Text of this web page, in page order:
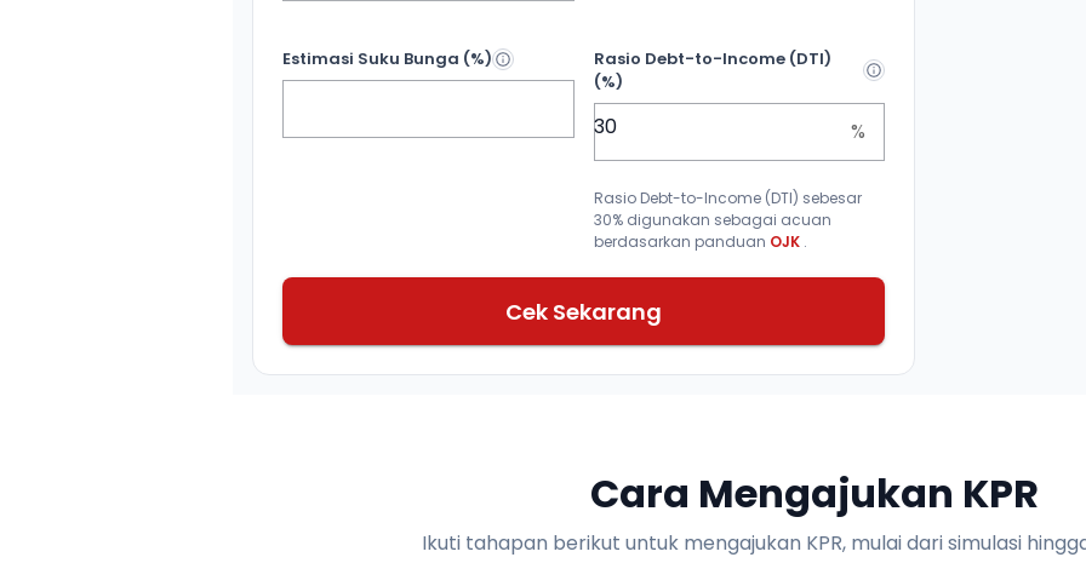
Estimasi Suku Bunga (%)
Rasio Debt-to-Income (DTI)
(%)
%
Rasio Debt-to-Income (DTI) sebesar
30% digunakan sebagai acuan
berdasarkan panduan OJK .
Cek Sekarang
Cara Mengajukan KPR
Ikuti tahapan berikut untuk mengajukan KPR, mulai dari simulasi